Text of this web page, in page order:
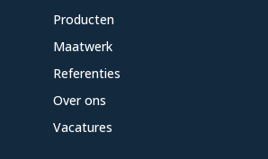
Producten
Maatwerk
Referenties
Over ons
Vacatures